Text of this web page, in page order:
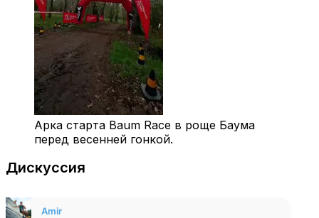
Арка старта Baum Race в роще Баума
перед весенней гонкой.
Дискуссия
Amir